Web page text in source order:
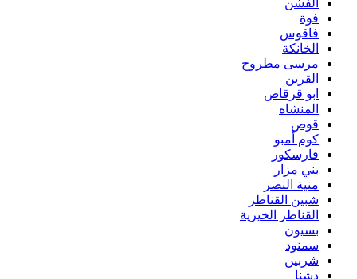
فوة
فاقوس
الخانكة
مرسى مطروح
القرين
ابو قرقاص
المنشاه
قوص
كوم أمبو
فارسكور
بني مزار
منية النصر
شبين القناطر
القناطر الخيرية
بسيون
سمنود
شربين
دشنا